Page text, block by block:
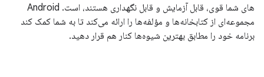
های شما قوی، قابل آزمایش و قابل نگهداری هستند، است. Android
مجموعه‌ای از کتابخانه‌ها و مؤلفه‌ها را ارائه می‌کند تا به شما کمک کند
برنامه خود را مطابق بهترین شیوه‌ها کنار هم قرار دهید.